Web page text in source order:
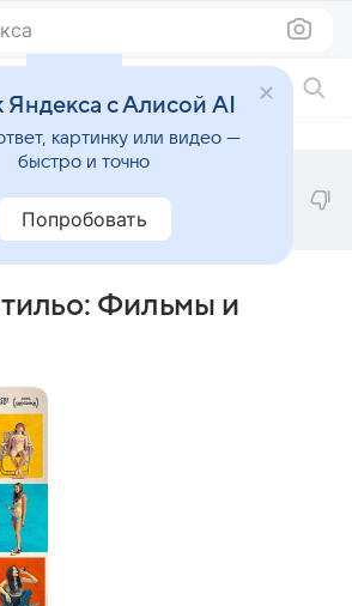
Фильмы и
Яндекса с Алисой AI
картинку или видео —
быстро и точно
Попробовать